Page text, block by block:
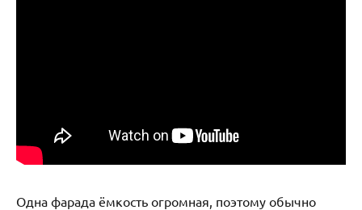
Одна фарада ёмкость огромная, поэтому обычно